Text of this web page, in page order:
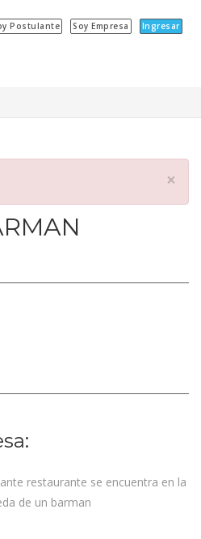
Postulante Soy Empresa Ingresar
×
restaurante se encuentra en la
de un barman